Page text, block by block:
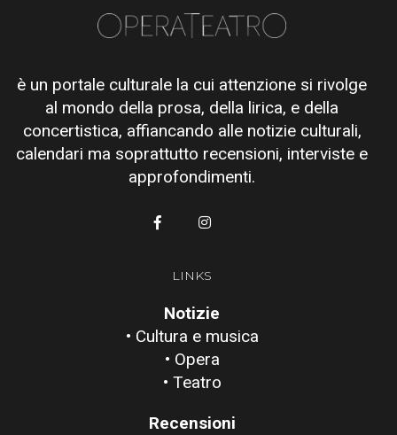
è un portale culturale la cui attenzione si rivolge
al mondo della prosa, della lirica, e della
concertistica, affiancando alle notizie culturali,
calendari ma soprattutto recensioni, interviste e
approfondimenti.
LINKS
Notizie
• Cultura e musica
• Opera
• Teatro
Recensioni